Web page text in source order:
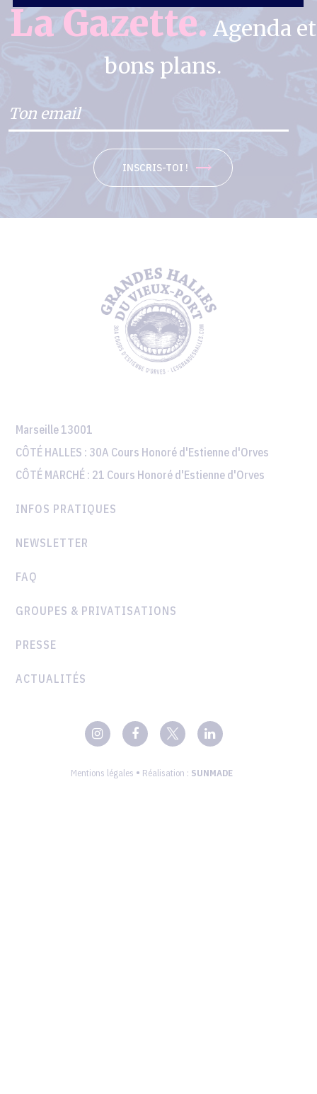
La Gazette. Agenda et
bons plans.
INSCRIS-TOI !
Marseille 13001
CÔTÉ HALLES : 30A Cours Honoré d'Estienne d'Orves
CÔTÉ MARCHÉ : 21 Cours Honoré d'Estienne d'Orves
INFOS PRATIQUES
NEWSLETTER
FAQ
GROUPES & PRIVATISATIONS
PRESSE
ACTUALITÉS
Mentions légales • Réalisation : SUNMADE